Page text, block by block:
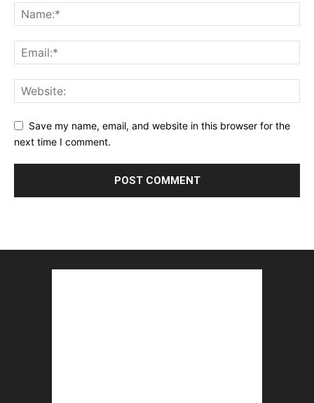
Save my name, email, and website in this browser for the
next time I comment.